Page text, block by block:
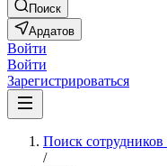
Поиск
Ардатов
Войти
Войти
Зарегистрироваться
Поиск
/